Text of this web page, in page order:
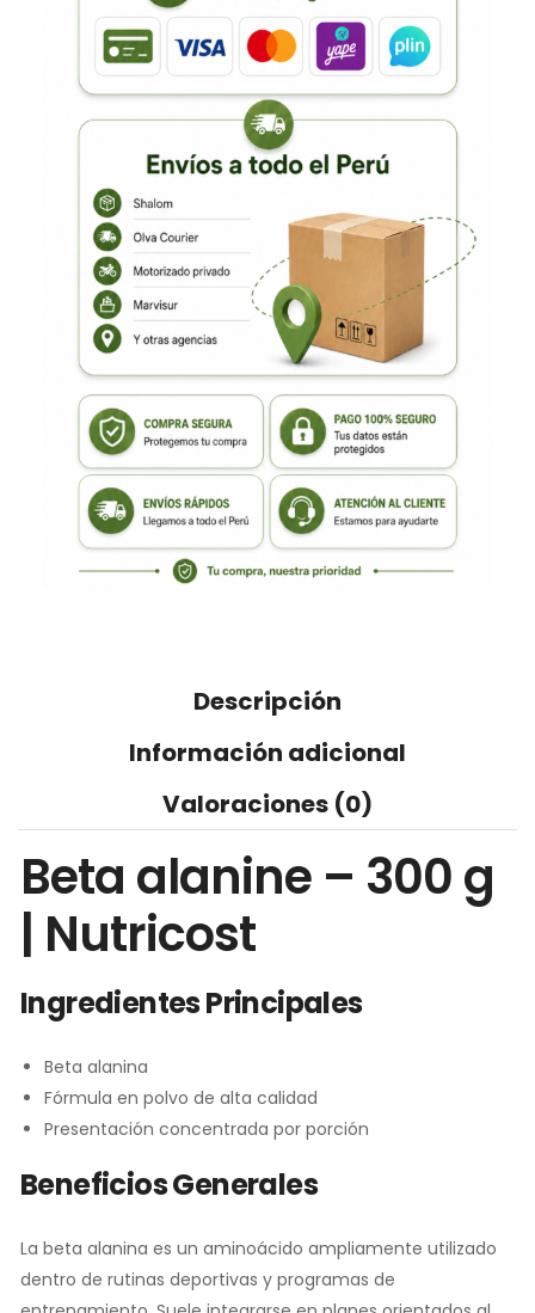
Descripción
Información adicional
Valoraciones (0)
Beta alanine – 300 g
| Nutricost
Ingredientes Principales
Beta alanina
Fórmula en polvo de alta calidad
Presentación concentrada por porción
Beneficios Generales
La beta alanina es un aminoácido ampliamente utilizado
dentro de rutinas deportivas y programas de